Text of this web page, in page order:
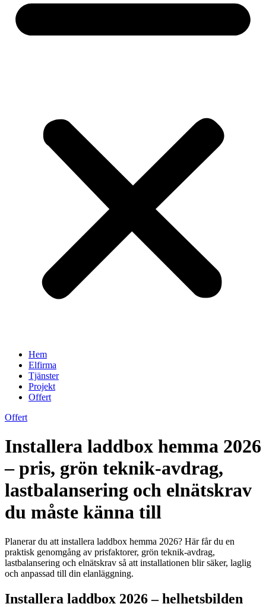
Hem
Elfirma
Tjänster
Projekt
Offert
Offert
Installera laddbox hemma 2026
– pris, grön teknik‑avdrag,
lastbalansering och elnätskrav
du måste känna till
Planerar du att installera laddbox hemma 2026? Här får du en
praktisk genomgång av prisfaktorer, grön teknik‑avdrag,
lastbalansering och elnätskrav så att installationen blir säker, laglig
och anpassad till din elanläggning.
Installera laddbox 2026 – helhetsbilden